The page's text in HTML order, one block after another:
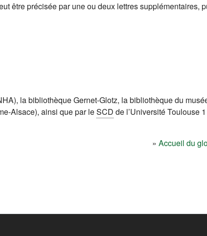
être précisée par une ou deux lettres supplémentaires,
la bibliothèque Gernet-Glotz, la bibliothèque du
Alsace), ainsi que par leSCD de l’Université Toulouse 1
» Accueil du